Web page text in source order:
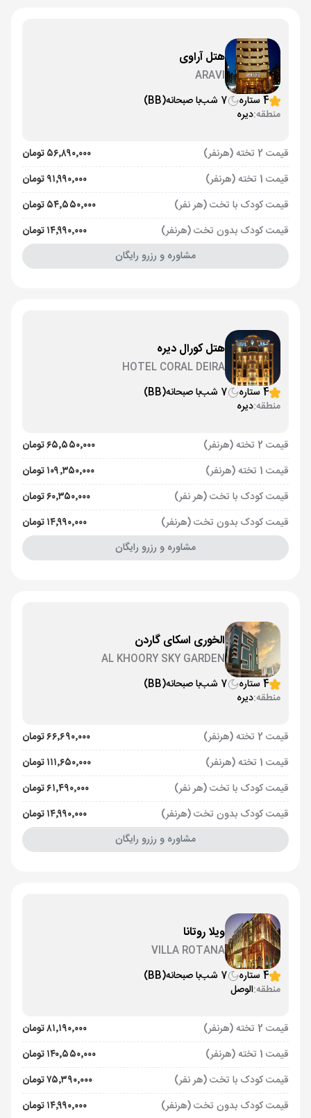
هتل آراوی
ARAVI
4 ستاره
7 شب با صبحانه(BB)
منطقه:دیره
قیمت 2 تخته (هرنفر)
۵۶٬۸۹۰٬۰۰۰ تومان
قیمت 1 تخته (هرنفر)
۹۱٬۹۹۰٬۰۰۰ تومان
قیمت کودک با تخت (هر نفر)
۵۴٬۵۵۰٬۰۰۰ تومان
قیمت کودک بدون تخت (هرنفر)
۱۴٬۹۹۰٬۰۰۰ تومان
مشاوره و رزرو رایگان
هتل کورال دیره
HOTEL CORAL DEIRA
4 ستاره
7 شب با صبحانه(BB)
منطقه:دیره
قیمت 2 تخته (هرنفر)
۶۵٬۵۵۰٬۰۰۰ تومان
قیمت 1 تخته (هرنفر)
۱۰۹٬۳۵۰٬۰۰۰ تومان
قیمت کودک با تخت (هر نفر)
۶۰٬۳۵۰٬۰۰۰ تومان
قیمت کودک بدون تخت (هرنفر)
۱۴٬۹۹۰٬۰۰۰ تومان
مشاوره و رزرو رایگان
الخوری اسکای گاردن
AL KHOORY SKY GARDEN
4 ستاره
7 شب با صبحانه(BB)
منطقه:دیره
قیمت 2 تخته (هرنفر)
۶۶٬۶۹۰٬۰۰۰ تومان
قیمت 1 تخته (هرنفر)
۱۱۱٬۶۵۰٬۰۰۰ تومان
قیمت کودک با تخت (هر نفر)
۶۱٬۴۹۰٬۰۰۰ تومان
قیمت کودک بدون تخت (هرنفر)
۱۴٬۹۹۰٬۰۰۰ تومان
مشاوره و رزرو رایگان
ویلا روتانا
VILLA ROTANA
4 ستاره
7 شب با صبحانه(BB)
منطقه:الوصل
قیمت 2 تخته (هرنفر)
۸۱٬۱۹۰٬۰۰۰ تومان
قیمت 1 تخته (هرنفر)
۱۴۰٬۵۵۰٬۰۰۰ تومان
قیمت کودک با تخت (هر نفر)
۷۵٬۳۹۰٬۰۰۰ تومان
قیمت کودک بدون تخت (هرنفر)
۱۴٬۹۹۰٬۰۰۰ تومان